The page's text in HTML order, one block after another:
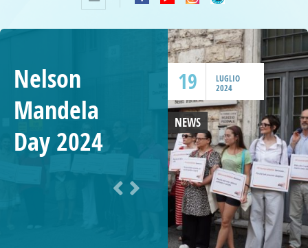
19
LUGLIO
2024
Nelson
Mandela
Day 2024
NEWS